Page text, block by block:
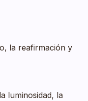
la reafirmación y
luminosidad, la